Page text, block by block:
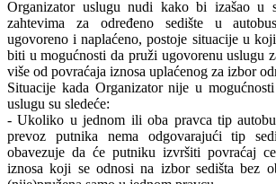
Organizator uslugu nudi kako bi izašao u
zahtevima za određeno sedište u
ugovoreno i naplaćeno, postoje situacije u
biti u mogućnosti da pruži ugovorenu uslugu
više od povraćaja iznosa uplaćenog za izbor
Situacije kada Organizator nije u
uslugu su sledeće:
- Ukoliko u jednom ili oba pravca tip
prevoz putnika nema odgovarajući tip
obavezuje da će putniku izvršiti povraćaj
iznosa koji se odnosi na izbor sedišta bez